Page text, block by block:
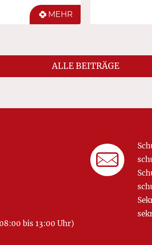
MEHR
ALLE BEITRÄGE
bis 13:00 Uhr)